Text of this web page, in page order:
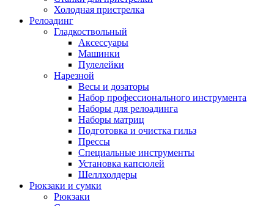
Холодная пристрелка
Релоадинг
Гладкоствольный
Аксессуары
Машинки
Пулелейки
Нарезной
Весы и дозаторы
Набор профессионального инструмента
Наборы для релоадинга
Наборы матриц
Подготовка и очистка гильз
Прессы
Специальные инструменты
Установка капсюлей
Шеллхолдеры
Рюкзаки и сумки
Рюкзаки